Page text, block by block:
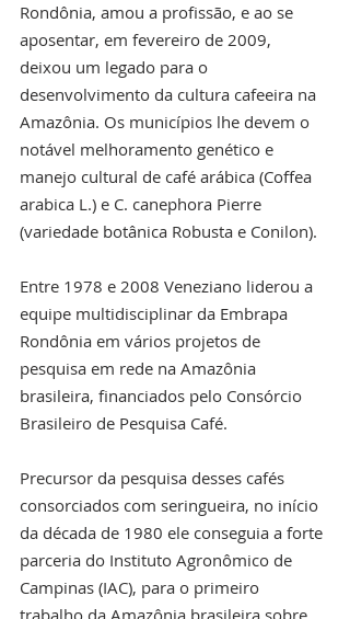
Rondônia, amou a profissão, e ao se
aposentar, em fevereiro de 2009,
deixou um legado para o
desenvolvimento da cultura cafeeira na
Amazônia. Os municípios lhe devem o
notável melhoramento genético e
manejo cultural de café arábica (Coffea
arabica L.) e C. canephora Pierre
(variedade botânica Robusta e Conilon).
Entre 1978 e 2008 Veneziano liderou a
equipe multidisciplinar da Embrapa
Rondônia em vários projetos de
pesquisa em rede na Amazônia
brasileira, financiados pelo Consórcio
Brasileiro de Pesquisa Café.
Precursor da pesquisa desses cafés
consorciados com seringueira, no início
da década de 1980 ele conseguia a forte
parceria do Instituto Agronômico de
Campinas (IAC), para o primeiro